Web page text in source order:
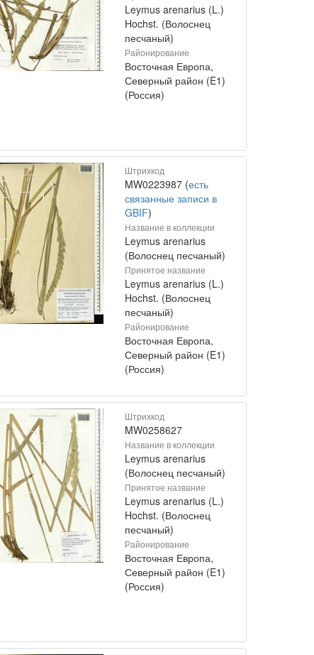
Leymus arenarius (L.)
Hochst. (Волоснец
песчаный)
Районирование
Восточная Европа,
Северный район (E1)
(Россия)
Штрихкод
MW0223987 (есть
связанные записи в
GBIF)
Название в коллекции
Leymus arenarius
(Волоснец песчаный)
Принятое название
Leymus arenarius (L.)
Hochst. (Волоснец
песчаный)
Районирование
Восточная Европа,
Северный район (E1)
(Россия)
Штрихкод
MW0258627
Название в коллекции
Leymus arenarius
(Волоснец песчаный)
Принятое название
Leymus arenarius (L.)
Hochst. (Волоснец
песчаный)
Районирование
Восточная Европа,
Северный район (E1)
(Россия)